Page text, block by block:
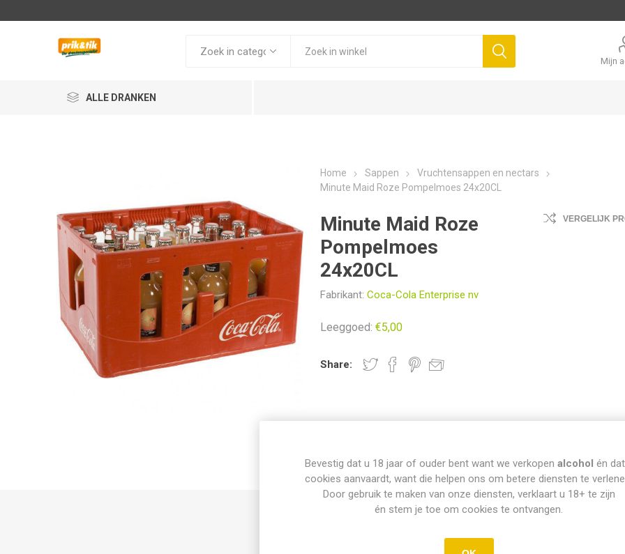
Mijn
ALLE DRANKEN
Home Sappen
Vruchtensappen en nectars
Minute Maid Roze Pompelmoes 24x20CL
Minute Maid Roze
Pompelmoes
24x20CL
Fabrikant: Coca-Cola Enterprise nv
VERGELIJK
Leeggoed:€5,00
Share:
INFO PICK-UP & LEVERING
Bevestig dat u 18 jaar of ouder bent want we verkopen alcohol én
cookies aanvaardt, want die helpen ons om betere diensten te
Door gebruik te maken van onze diensten, verklaart u 18+ te zijn
én stem je toe om cookies te ontvangen.